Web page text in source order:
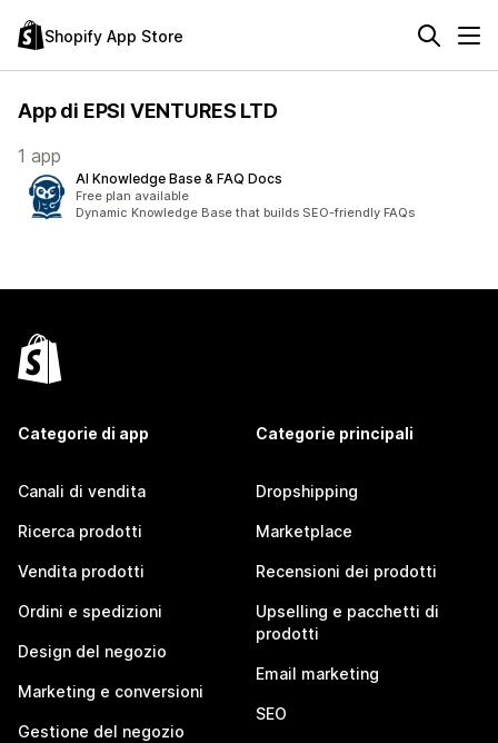
Shopify App Store
App di EPSI VENTURES LTD
1 app
AI Knowledge Base & FAQ Docs
Free plan available
Dynamic Knowledge Base that builds SEO-friendly FAQs
Categorie di app
Canali di vendita
Ricerca prodotti
Vendita prodotti
Ordini e spedizioni
Design del negozio
Marketing e conversioni
Gestione del negozio
Categorie principali
Dropshipping
Marketplace
Recensioni dei prodotti
Upselling e pacchetti di
prodotti
Email marketing
SEO